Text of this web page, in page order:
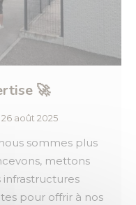
🚀
26 août 2025
sommes plus
mettons
pour offrir à nos